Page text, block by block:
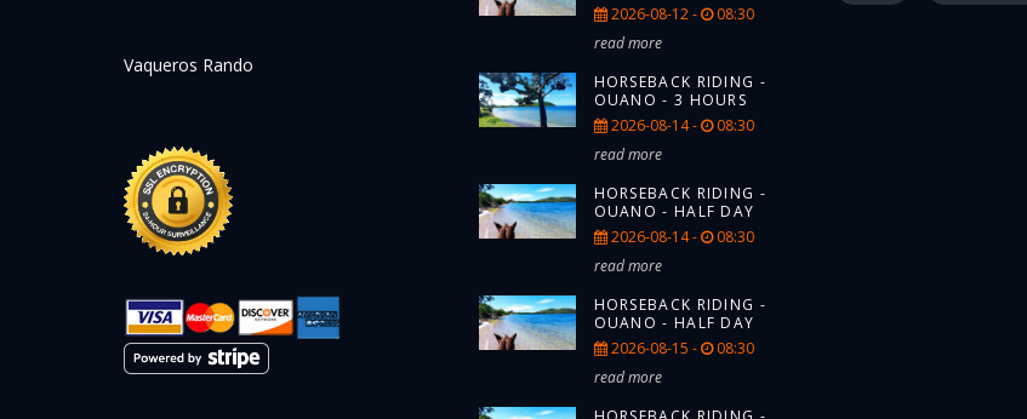
Vaqueros Rando
2026-08-12 -
08:30
read more
HORSEBACK RIDING -
OUANO - 3 HOURS
2026-08-14 -
08:30
read more
HORSEBACK RIDING -
OUANO - HALF DAY
2026-08-14 -
08:30
read more
HORSEBACK RIDING -
OUANO - HALF DAY
2026-08-15 -
08:30
read more